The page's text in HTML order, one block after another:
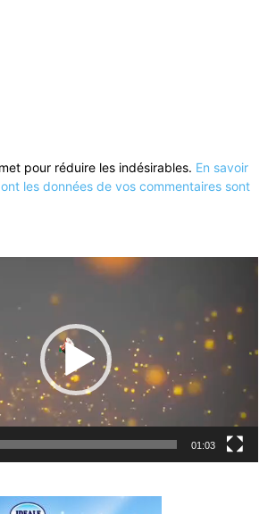
pour réduire les indésirables. En savoir
les données de vos commentaires sont
01:03